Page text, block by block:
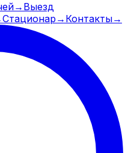
→ Выезд
Стационар → Контакты→